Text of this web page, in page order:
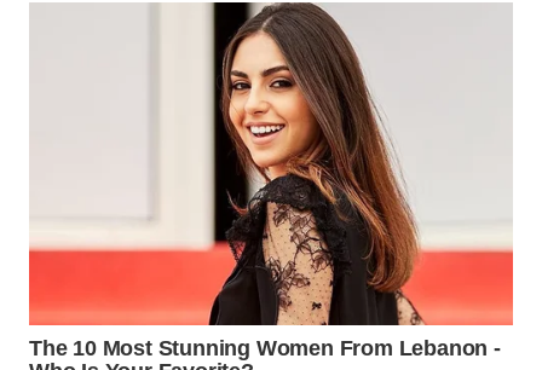
TAPANULI
WN DELI
SERDANG